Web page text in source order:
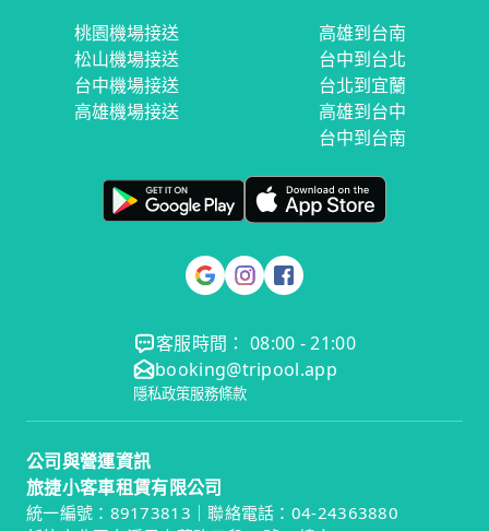
桃園機場接送
松山機場接送
台中機場接送
高雄機場接送
高雄到台南
台中到台北
台北到宜蘭
高雄到台中
台中到台南
客服時間： 08:00 - 21:00
booking@tripool.app
隱私政策服務條款
公司與營運資訊
旅捷小客車租賃有限公司
統一編號：89173813｜聯絡電話：04-24363880